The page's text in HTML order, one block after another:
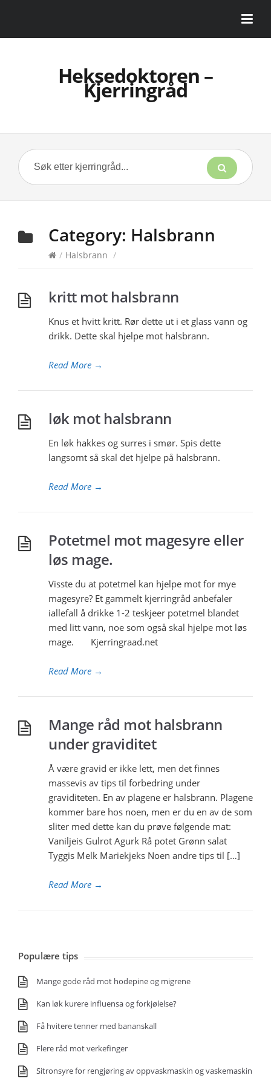
Heksedoktoren –
Kjerringråd
Category: Halsbrann
/ Halsbrann /
kritt mot halsbrann
Knus et hvitt kritt. Rør dette ut i et glass vann og
drikk. Dette skal hjelpe mot halsbrann.
Read More →
løk mot halsbrann
En løk hakkes og surres i smør. Spis dette
langsomt så skal det hjelpe på halsbrann.
Read More →
Potetmel mot magesyre eller
løs mage.
Visste du at potetmel kan hjelpe mot for mye
magesyre? Et gammelt kjerringråd anbefaler
iallefall å drikke 1-2 teskjeer potetmel blandet
med litt vann, noe som også skal hjelpe mot løs
mage. Kjerringraad.net
Read More →
Mange råd mot halsbrann
under graviditet
Å være gravid er ikke lett, men det finnes
massevis av tips til forbedring under
graviditeten. En av plagene er halsbrann. Plagene
kommer bare hos noen, men er du en av de som
sliter med dette kan du prøve følgende mat:
Vaniljeis Gulrot Agurk Rå potet Grønn salat
Tyggis Melk Mariekjeks Noen andre tips til […]
Read More →
Populære tips
Mange gode råd mot hodepine og migrene
Kan løk kurere influensa og forkjølelse?
Få hvitere tenner med bananskall
Flere råd mot verkefinger
Sitronsyre for rengjøring av oppvaskmaskin og vaskemaskin